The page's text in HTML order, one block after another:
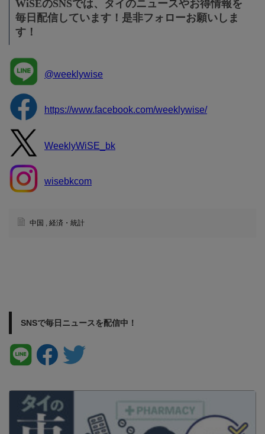
WiSEのSNSでは、タイのニュースやお得情報を
毎日配信しています！是非フォローお願いしま
す！
@weeklywise
https://www.facebook.com/weeklywise/
WeeklyWiSE_bk
wisebkcom
中国 , 経済・統計
SNSで毎日ニュースを配信中！